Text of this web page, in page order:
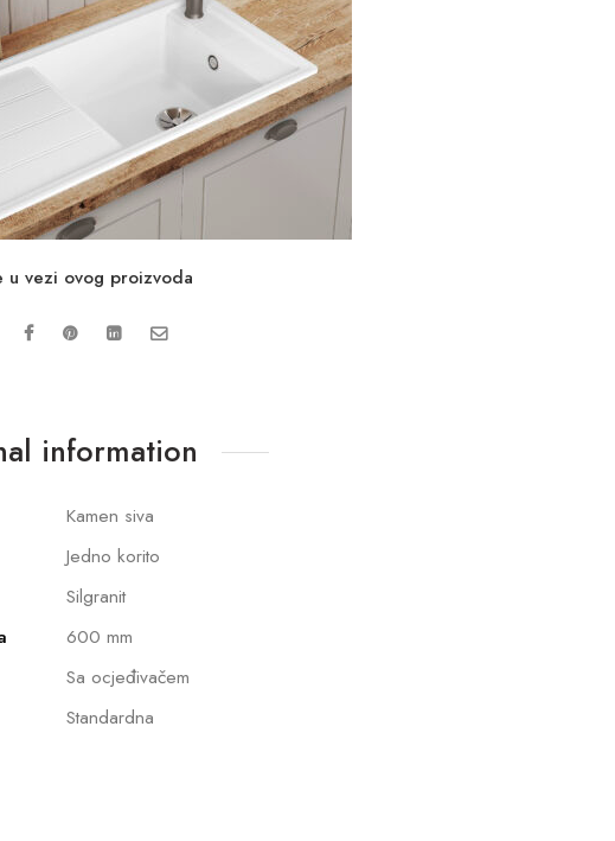
u vezi ovog proizvoda
information
Kamen siva
Jedno korito
Silgranit
600 mm
Sa ocjeđivačem
Standardna